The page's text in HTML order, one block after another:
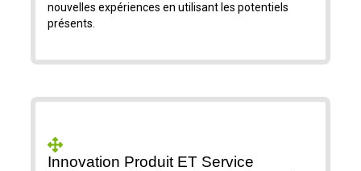
nouvelles expériences en utilisant les potentiels
présents.
Innovation Produit ET Service